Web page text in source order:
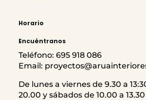
Horario
Encuéntranos
Teléfono: 695 918 086
Email:
De lunes a viernes de 9.30 a
20.00 y sábados de 10.00 a 13.30